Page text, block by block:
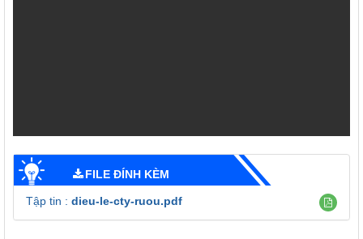
FILE ĐÍNH KÈM
Tập tin : dieu-le-cty-ruou.pdf